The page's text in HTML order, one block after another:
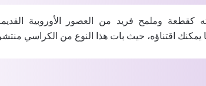
كقطعة وملمح فريد من العصور الأوروبية
اقتناؤه، حيث بات هذا النوع من الكراسي